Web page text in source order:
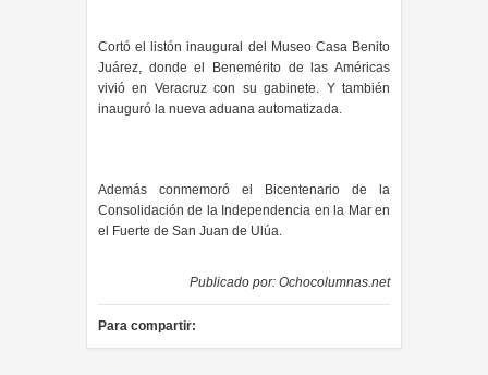
Cortó el listón inaugural del Museo Casa Benito
Juárez, donde el Benemérito de las Américas
vivió en Veracruz con su gabinete. Y también
inauguró la nueva aduana automatizada.
Además conmemoró el Bicentenario de la
Consolidación de la Independencia en la Mar en
el Fuerte de San Juan de Ulúa.
Publicado por: Ochocolumnas.net
Para compartir: